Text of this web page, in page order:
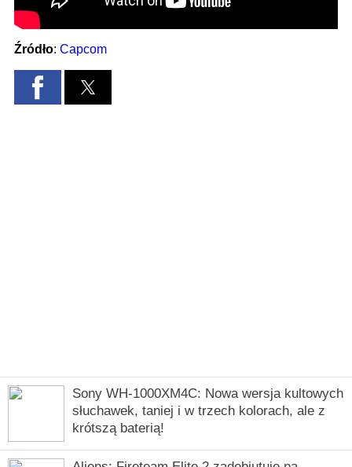
Sony WH-1000XM4C: Nowa wersja kultowych
słuchawek, taniej i w trzech kolorach, ale z
krótszą baterią!